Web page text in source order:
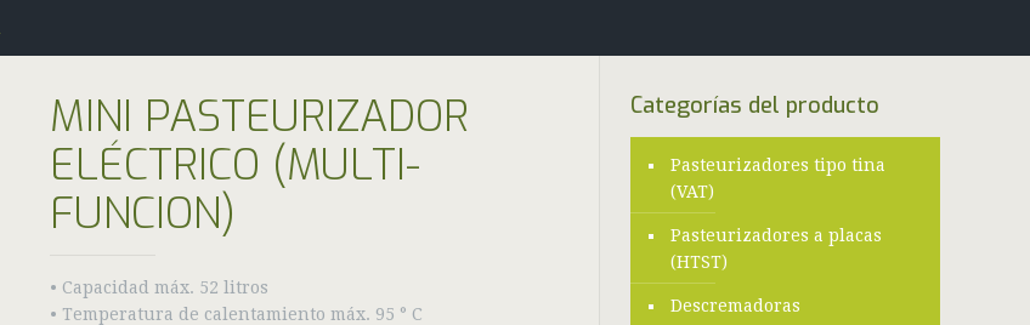
MINI PASTEURIZADOR
ELÉCTRICO (MULTI-
FUNCION)
• Capacidad máx. 52 litros
• Temperatura de calentamiento máx. 95 ° C
Categorías del producto
Pasteurizadores tipo tina
(VAT)
Pasteurizadores a placas
(HTST)
Descremadoras